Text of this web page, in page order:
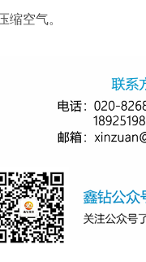
缩空气。